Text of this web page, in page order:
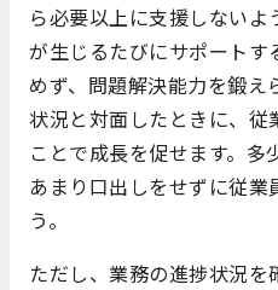
ら必要以上に支援しない
が生じるたびにサポートす
めず、問題解決能力を鍛え
状況と対面したときに、従
ことで成長を促せます。多
あまり口出しをせずに従
う。
ただし、業務の進捗状況